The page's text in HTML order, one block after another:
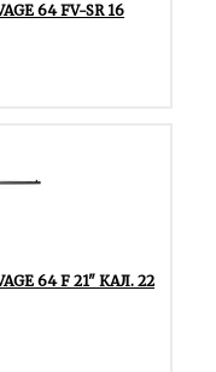
64 FV-SR 16
64 F 21" КАЛ. 22